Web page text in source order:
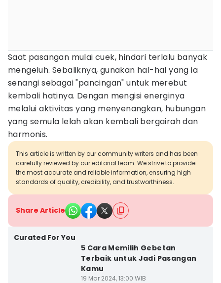
Saat pasangan mulai cuek, hindari terlalu banyak
mengeluh. Sebaliknya, gunakan hal-hal yang ia
senangi sebagai "pancingan" untuk merebut
kembali hatinya. Dengan mengisi energinya
melalui aktivitas yang menyenangkan, hubungan
yang semula lelah akan kembali bergairah dan
harmonis.
This article is written by our community writers and has been
carefully reviewed by our editorial team. We strive to provide
the most accurate and reliable information, ensuring high
standards of quality, credibility, and trustworthiness.
Share Article
Curated For You
5 Cara Memilih Gebetan
Terbaik untuk Jadi Pasangan
Kamu
19 Mar 2024, 13:00 WIB